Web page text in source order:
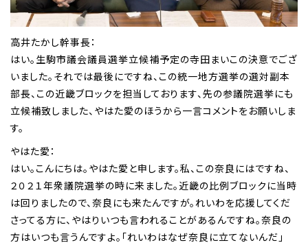
高井たかし幹事長：
はい。生駒市議会議員選挙立候補予定の寺田まいこの決意でござ
いました。それでは最後にですね、この統一地方選挙の選対副本
部長、この近畿ブロックを担当しております、先の参議院選挙にも
立候補致しました、やはた愛のほうから一言コメントをお願いしま
す。
やはた愛：
はい。こんにちは。やはた愛と申します。私、この奈良にはですね、
２０２１年衆議院選挙の時に来ました。近畿の比例ブロックに当時
は回りましたので、奈良にも来たんですが。れいわを応援してくだ
さってる方に、やはりいつも言われることがあるんですね。奈良の
方はいつも言うんですよ。「れいわはなぜ奈良に立てないんだ」